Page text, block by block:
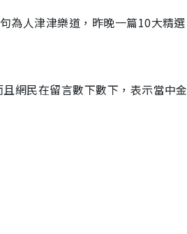
為人津津樂道，昨晚一篇10大精選
網民在留言數下數下，表示當中金